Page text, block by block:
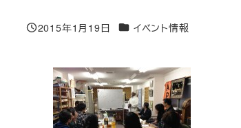
投稿日
2015年1月19日 カテゴリー
イベント情報